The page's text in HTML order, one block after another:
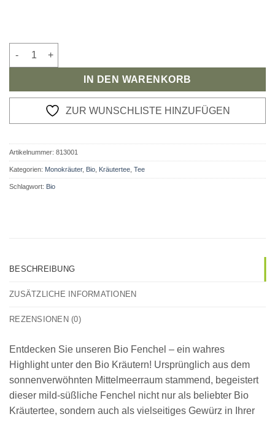
Bio Fenchel Menge
IN DEN WARENKORB
ZUR WUNSCHLISTE HINZUFÜGEN
Artikelnummer: 813001
Kategorien: Monokräuter, Bio Kräutertee Tee
Schlagwort: Bio
BESCHREIBUNG
ZUSÄTZLICHE INFORMATIONEN
REZENSIONEN (0)
Entdecken Sie unseren Bio Fenchel – ein wahres
Highlight unter den Bio Kräutern! Ursprünglich aus dem
sonnenverwöhnten Mittelmeerraum stammend, begeistert
dieser mild-süßliche Fenchel nicht nur als beliebter Bio
Kräutertee, sondern auch als vielseitiges Gewürz in Ihrer